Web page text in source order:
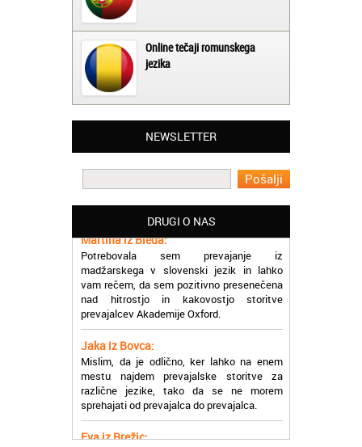
Online tečaji romunskega
jezika
NEWSLETTER
DRUGI O NAS
Matjaž iz Ajdovščine:
Lahko pohvalim vse zaposlene v Akademiji
Oxford, ker so resnično profesionalni in
prevajalske storitve opravljajo hitro in
Potrebovala sem prevajanje iz
madžarskega v slovenski jezik in lahko
vam rečem, da sem pozitivno presenečena
nad hitrostjo in kakovostjo storitve
prevajalcev Akademije Oxford.
Jaka iz Bovca:
Mislim, da je odlično, ker lahko na enem
mestu najdem prevajalske storitve za
različne jezike, tako da se ne morem
sprehajati od prevajalca do prevajalca.
Nujno sem potrebovala prevod v francoski